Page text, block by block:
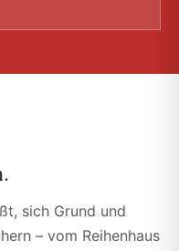
sich Grund und
– vom Reihenhaus